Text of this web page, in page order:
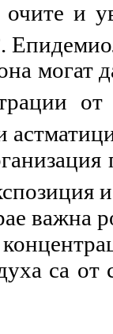
очите и
.
могат
важна
са от